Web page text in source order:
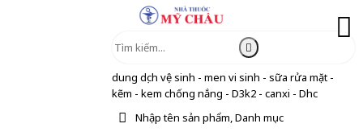
dung dịch vệ sinh - men vi sinh - sữa rửa mặt -
kẽm - kem chống nắng - D3k2 - canxi - Dhc
Nhập tên sản phẩm, Danh mục